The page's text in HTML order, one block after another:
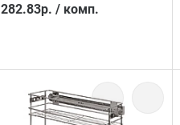
282.83р. / комп.